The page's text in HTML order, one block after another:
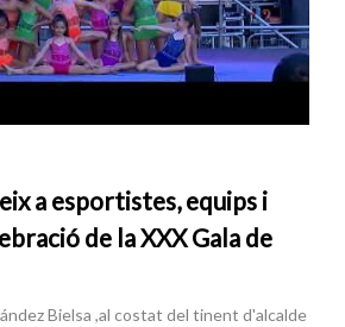
a esportistes, equips i
de la XXX Gala de
Bielsa ,al costat del tinent d'alcalde